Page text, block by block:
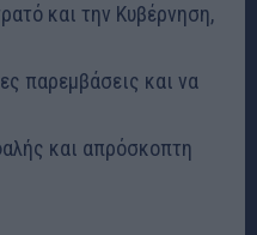
και την Κυβέρνηση,
παρεμβάσεις και να
και απρόσκοπτη